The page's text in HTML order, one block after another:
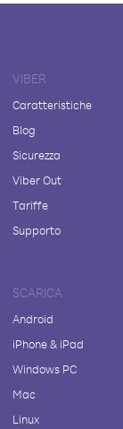
VIBER
Caratteristiche
Blog
Sicurezza
Viber Out
Tariffe
Supporto
SCARICA
Android
iPhone & iPad
Windows PC
Mac
Linux